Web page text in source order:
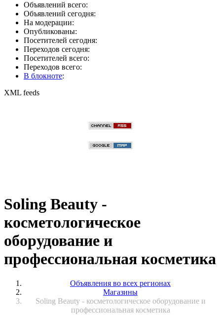
Объявлений всего:
Объявлений сегодня:
На модерации:
Опубликованы:
Посетителей сегодня:
Переходов сегодня:
Посетителей всего:
Переходов всего:
В блокноте:
XML feeds
Soling Beauty -
косметологическое
оборудование и
профессиональная косметика
Объявления во всех регионах
Магазины
Soling Beauty - косметологическое оборудование и
профессиональная косметика